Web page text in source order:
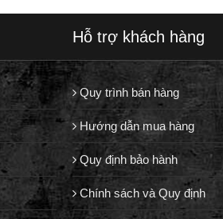
Hỗ trợ khách hàng
Quy trình bán hàng
Hướng dẫn mua hàng
Quy định bảo hành
Chính sách và Quy định